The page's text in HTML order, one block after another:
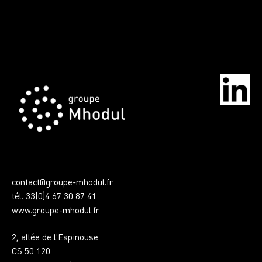
contact@groupe-mhodul.fr
tél. 33(0)4 67 30 87 41
www.groupe-mhodul.fr
2, allée de l'Espinouse
CS 50 120